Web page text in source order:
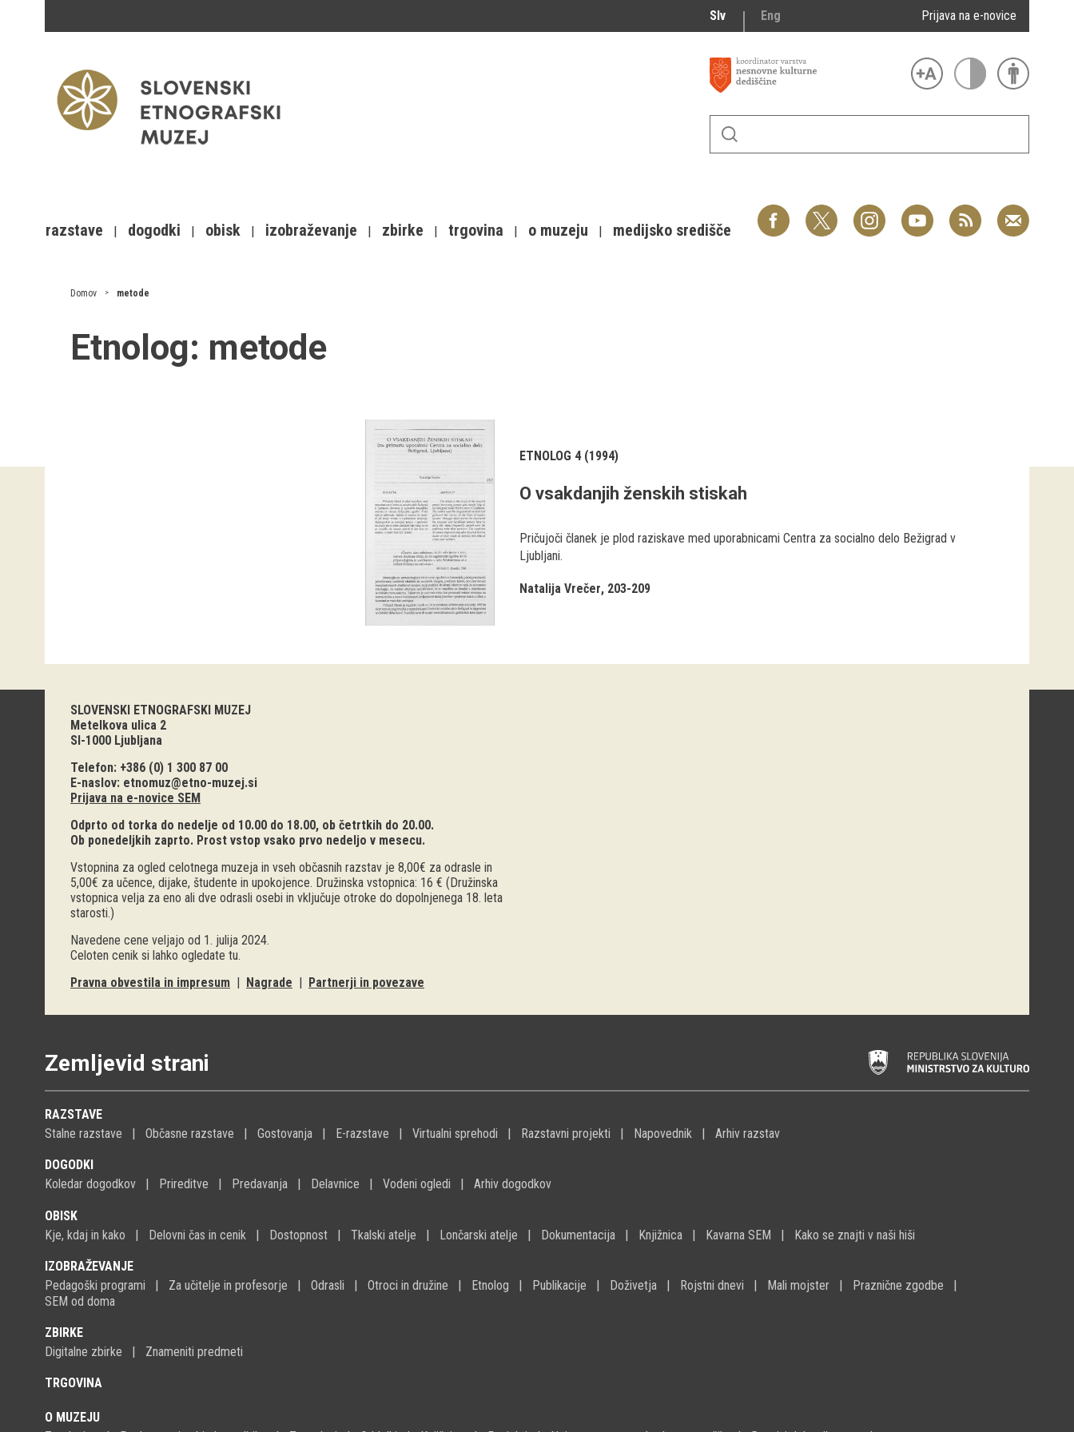
Slv Eng Prijava na e-novice
razstave dogodki obisk izobraževanje zbirke trgovina o muzeju medijsko središče
Domov metode
Etnolog: metode
ETNOLOG 4 (1994)
O vsakdanjih ženskih stiskah
Pričujoči članek je plod raziskave med uporabnicami Centra za socialno delo Bežigrad v
Ljubljani.
Natalija Vrečer 203-209
SLOVENSKI ETNOGRAFSKI MUZEJ
Metelkova ulica 2
SI-1000 Ljubljana
Telefon: +386 (0) 1 300 87 00
E-naslov: etnomuz@etno-muzej.si
Prijava na e-novice SEM
Odprto od torka do nedelje od 10.00 do 18.00, ob četrtkih do 20.00.
Ob ponedeljkih zaprto. Prost vstop vsako prvo nedeljo v mesecu.
Vstopnina za ogled celotnega muzeja in vseh občasnih razstav je 8,00€ za odrasle in
5,00€ za učence, dijake, študente in upokojence. Družinska vstopnica: 16 € (Družinska
vstopnica velja za eno ali dve odrasli osebi in vključuje otroke do dopolnjenega 18. leta
starosti.)
Navedene cene veljajo od 1. julija 2024.
Celoten cenik si lahko ogledate tu.
Pravna obvestila in impresum | Nagrade | Partnerji in povezave
Zemljevid strani
RAZSTAVE
Stalne razstave
Občasne razstave Gostovanja E-razstave Virtualni sprehodi Razstavni projekti Napovednik Arhiv razstav
DOGODKI
Koledar dogodkov
Prireditve Predavanja Delavnice Vodeni ogledi Arhiv dogodkov
OBISK
Kje, kdaj in kako
Delovni čas in cenik Dostopnost Tkalski atelje Lončarski atelje Dokumentacija Knjižnica Kavarna SEM Kako se znajti v naši hiši
IZOBRAŽEVANJE
Pedagoški programi
Za učitelje in profesorje Odrasli Otroci in družine Etnolog Publikacije Doživetja Rojstni dnevi Mali mojster
Praznične zgodbe
SEM od doma
ZBIRKE
Digitalne zbirke
Znameniti predmeti
TRGOVINA
O MUZEJU